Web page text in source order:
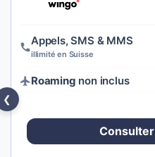
❮
Appels, SMS & MMS
illimité en Suisse
Roaming non inclus
Consulter